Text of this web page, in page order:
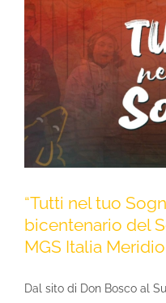
“Tutti nel tuo
bicentenario del
MGS Italia
Dal sito di Don Bosco al